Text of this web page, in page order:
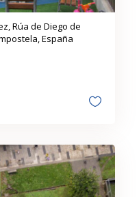
Rúa de Diego de
España